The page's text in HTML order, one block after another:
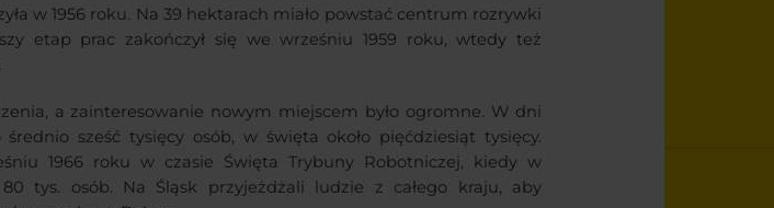
w 1956 roku. Na 39 hektarach miało powstać centrum rozrywki
etap prac zakończył się we wrześniu 1959 roku, wtedy też
a zainteresowanie nowym miejscem było ogromne. W dni
sześć tysięcy osób, w święta około pięćdziesiąt tysięcy.
1966 roku w czasie Święta Trybuny Robotniczej, kiedy w
80 tys. osób. Na Śląsk przyjeżdżali ludzie z całego kraju, aby